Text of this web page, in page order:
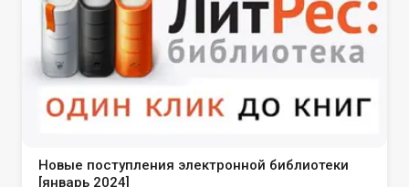
Новые поступления электронной библиотеки
[январь 2024]